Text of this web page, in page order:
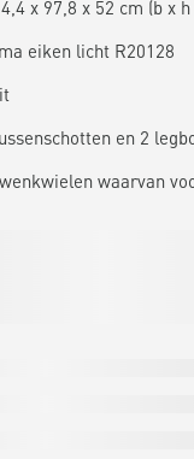
x 97,8 x 52 cm (b x h
eiken licht R20128
en 2
waarvan